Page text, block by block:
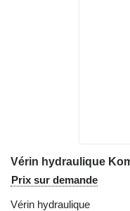
Prix sur demande
Vérin hydraulique